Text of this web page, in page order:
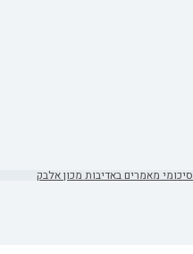
סיכומי מאמרים באדיבות מכון אלבק